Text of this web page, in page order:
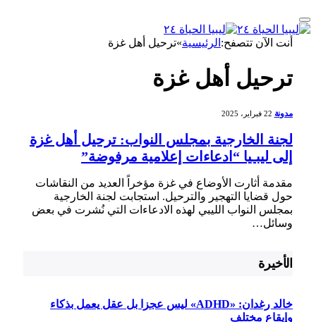
أنت الآن تتصفح:الرئيسية»ترحيل أهل غزة
ترحيل أهل غزة
مدونة 22 فبراير، 2025
لجنة الخارجية بمجلس النواب: ترحيل أهل غزة
إلى ليبـيا “ادعاءات إعلامية مرفوضة”
مقدمة أثارت الأوضاع في غزة مؤخراً العديد من⁤ النقاشات
حول قضايا التهجير والترحيل. استجابت لجنة الخارجية
بمجلس النواب الليبي⁤ لهذه الادعاءات التي ‌نُشرت في بعض
⁢وسائل…
الأخيرة
خالد رغدان: «ADHD» ليس عجزا بل عقل يعمل بذكاء
وإيقاع مختلف